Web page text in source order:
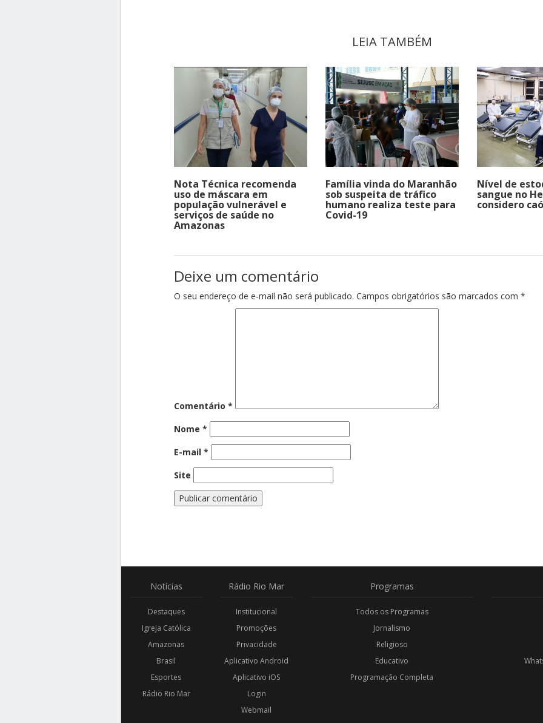
LEIA TAMBÉM
Nota Técnica recomenda
uso de máscara em
população vulnerável e
serviços de saúde no
Amazonas
Família vinda do Maranhão
sob suspeita de tráfico
humano realiza teste para
Covid-19
Nível de
sangue no
considero
Deixe um comentário
O seu endereço de e-mail não será publicado. Campos obrigatórios são marcados com *
Comentário *
Nome *
E-mail *
Site
Notícias
Destaques
Igreja Católica
Amazonas
Brasil
Esportes
Rádio Rio Mar
Rádio Rio Mar
Institucional
Promoções
Privacidade
Aplicativo Android
Aplicativo iOS
Login
Webmail
Programas
Todos os Programas
Jornalismo
Religioso
Educativo
Programação Completa